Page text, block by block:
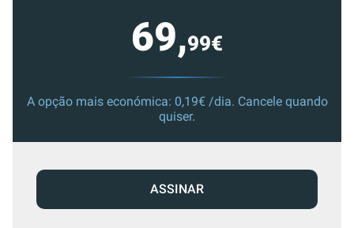
69,99€
A opção mais económica: 0,19€ /dia. Cancele quando
quiser.
ASSINAR